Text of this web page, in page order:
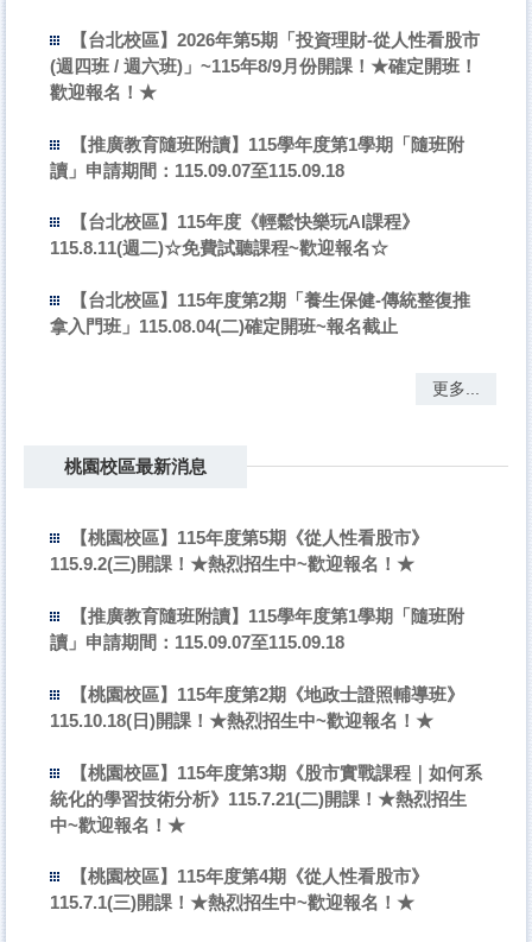
【台北校區】2026年第5期「投資理財-從人性看股市
(週四班 / 週六班)」~115年8/9月份開課！★確定開班！
歡迎報名！★
【推廣教育隨班附讀】115學年度第1學期「隨班附
讀」申請期間：115.09.07至115.09.18
【台北校區】115年度《輕鬆快樂玩AI課程》
115.8.11(週二)☆免費試聽課程~歡迎報名☆
【台北校區】115年度第2期「養生保健-傳統整復推
拿入門班」115.08.04(二)確定開班~報名截止
更多...
桃園校區最新消息
【桃園校區】115年度第5期《從人性看股市》
115.9.2(三)開課！★熱烈招生中~歡迎報名！★
【推廣教育隨班附讀】115學年度第1學期「隨班附
讀」申請期間：115.09.07至115.09.18
【桃園校區】115年度第2期《地政士證照輔導班》
115.10.18(日)開課！★熱烈招生中~歡迎報名！★
【桃園校區】115年度第3期《股市實戰課程｜如何系
統化的學習技術分析》115.7.21(二)開課！★熱烈招生
中~歡迎報名！★
【桃園校區】115年度第4期《從人性看股市》
115.7.1(三)開課！★熱烈招生中~歡迎報名！★